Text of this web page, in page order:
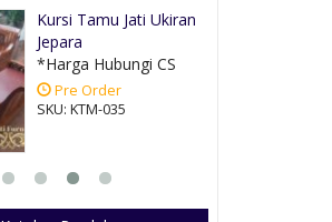
Kursi Tamu Jati Ukiran
Jepara
*Harga Hubungi CS
Pre Order
SKU: KTM-035